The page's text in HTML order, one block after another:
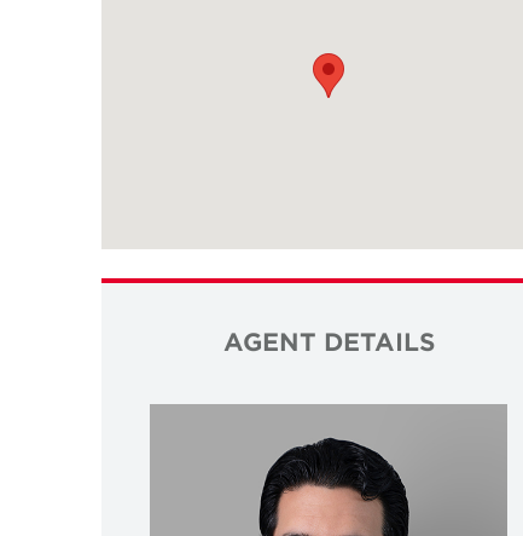
AGENT DETAILS